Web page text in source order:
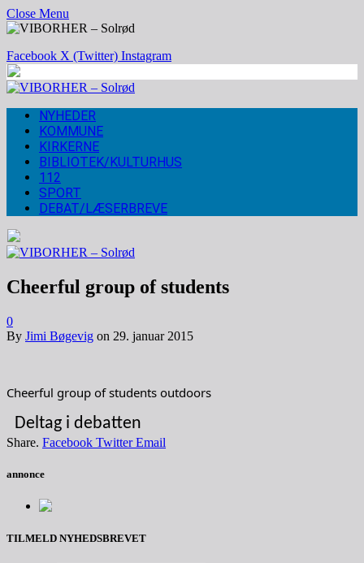
Close Menu
Facebook X (Twitter) Instagram
NYHEDER
KOMMUNE
KIRKERNE
BIBLIOTEK/KULTURHUS
112
SPORT
DEBAT/LÆSERBREVE
Cheerful group of students
0
By Jimi Bøgevig on 29. januar 2015
Cheerful group of students outdoors
Deltag i debatten
Share. Facebook Twitter Email
annonce
TILMELD NYHEDSBREVET